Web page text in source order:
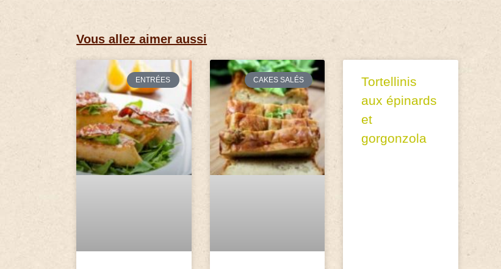
Vous allez aimer aussi
ENTRÉES CAKES SALÉS
Tortellinis
aux épinards
et
gorgonzola